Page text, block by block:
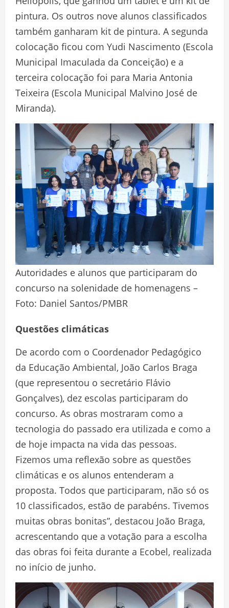
pintura. Os outros nove alunos classificados
também ganharam kit de pintura. A segunda
colocação ficou com Yudi Nascimento (Escola
Municipal Imaculada da Conceição) e a
terceira colocação foi para Maria Antonia
Teixeira (Escola Municipal Malvino José de
Miranda).
Autoridades e alunos que participaram do
concurso na solenidade de homenagens –
Foto: Daniel Santos/PMBR
Questões climáticas
De acordo com o Coordenador Pedagógico
da Educação Ambiental, João Carlos Braga
(que representou o secretário Flávio
Gonçalves), dez escolas participaram do
concurso. As obras mostraram como a
tecnologia do passado era utilizada e como a
de hoje impacta na vida das pessoas.
Fizemos uma reflexão sobre as questões
climáticas e os alunos entenderam a
proposta. Todos que participaram, não só os
10 classificados, estão de parabéns. Tivemos
muitas obras bonitas”, destacou João Braga,
acrescentando que a votação para a escolha
das obras foi feita durante a Ecobel, realizada
no início de junho.